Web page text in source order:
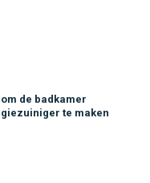
de badkamer
te maken
te maken